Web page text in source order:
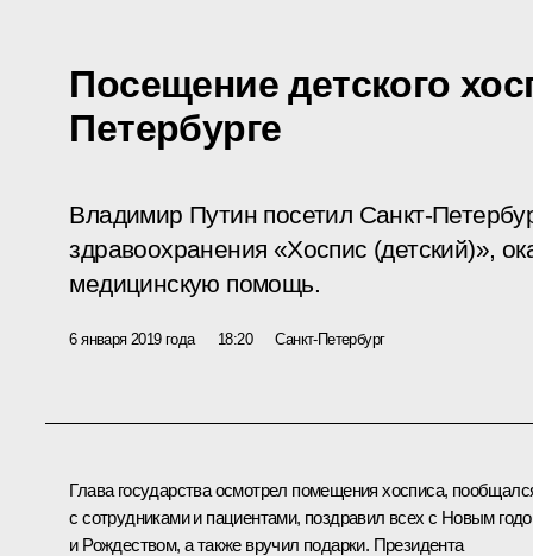
Посещение детского
Петербурге
Владимир Путин посетил Санкт-
здравоохранения «Хоспис (детский)»,
медицинскую помощь.
6 января 2019 года 18:20 Санкт-Петербург
Глава государства осмотрел помещения хосписа,
с сотрудниками и пациентами, поздравил всех с Новым
и Рождеством, а также вручил подарки. Президента